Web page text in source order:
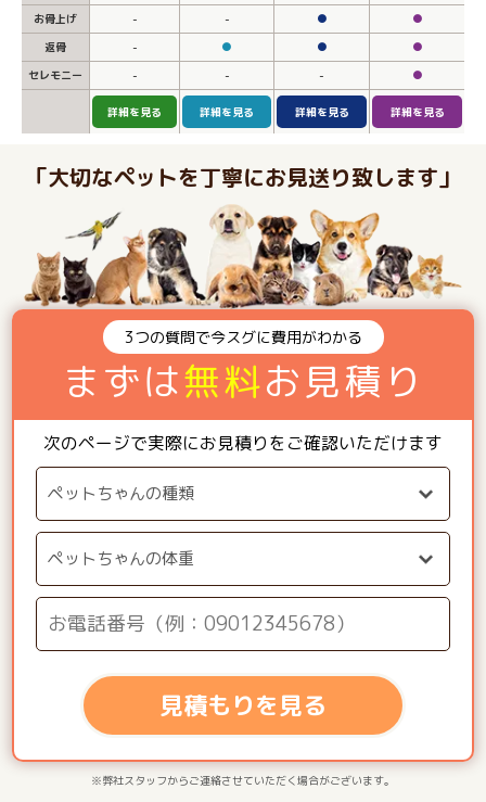
お骨上げ
- - ●
●
返骨
- ● ●
●
セレモニー
- - - ●
詳細を見る 詳細を見る 詳細を見る 詳細を見る
「大切なペットを丁寧にお見送り致します」
3つの質問で今スグに費用がわかる
まずは無料お見積り
次のページで実際にお見積りをご確認いただけます
見積もりを見る
※弊社スタッフからご連絡させていただく場合がございます。